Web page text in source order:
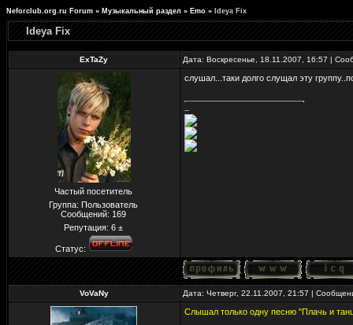
Neforclub.org.ru Forum » Музыкальный раздел » Emo » Ideya Fix
Ideya Fix
ExTaZy Дата: Воскресенье, 18.11.2007, 16:57 |
Частый посетитель
Группа: Пользователь
Сообщений: 169
Репутация:6 ±
Статус:
слушал...таки долго слущал эту
--
VoVaNy Дата: Четверг, 22.11.2007, 21:57 |
Слышал только одну песню "Плачь и